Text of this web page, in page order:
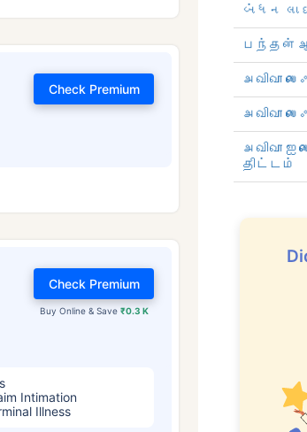
Check Premium
Buy Online & Save ₹0.3 K
Check Premium
Intimation
Illness
બંધન
பந்தன்
அவிவா
அவிவா
அவிவா
திட்டம்
ప్రీమియంలను
చేస్తుంది